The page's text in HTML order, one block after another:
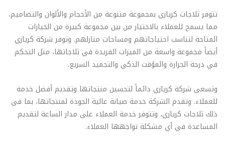
تتوفر ثلاجات كريازي بمجموعة متنوعة من الأحجام والألوان والتصاميم،
مما يسمح للعملاء بالاختيار من بين مجموعة كبيرة من الخيارات
المتاحة لتناسب احتياجاتهم ومساحات منازلهم. وتوفر شركة كريازي
أيضاً مجموعة واسعة من الميزات الفريدة في ثلاجاتها، مثل التحكم
في درجة الحرارة والمؤقت الذكي والتجميد السريع.
وتسعى شركة كريازي دائماً لتحسين منتجاتها وتقديم أفضل خدمة
للعملاء. وتقدم الشركة خدمة صيانة عالية الجودة لمنتجاتها، بما في
ذلك ثلاجات كريازي، وتتوفر خدمة العملاء على مدار الساعة لتقديم
المساعدة في أي مشكلة تواجهها العملاء.